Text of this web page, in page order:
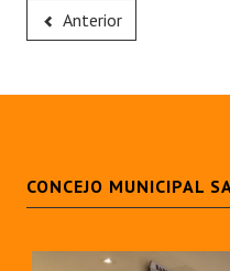
Anterior
CONCEJO MUNICIPAL